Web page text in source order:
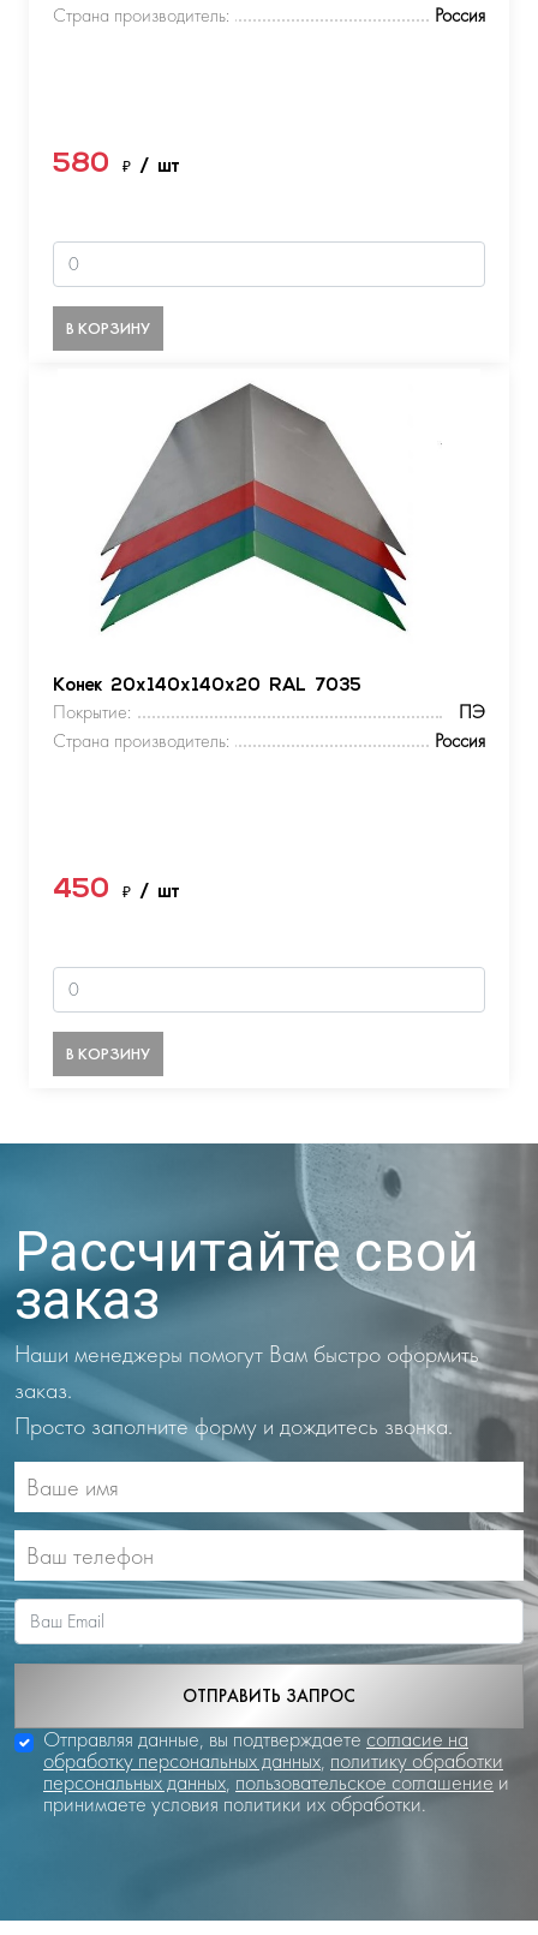
Страна производитель:
Россия
580 ₽ / шт
В КОРЗИНУ
Конек 20х140х140х20 RAL 7035
Покрытие:
ПЭ
Страна производитель:
Россия
450 ₽ / шт
В КОРЗИНУ
Рассчитайте свой
заказ
Наши менеджеры помогут Вам быстро оформить
заказ.
Просто заполните форму и дождитесь звонка.
ОТПРАВИТЬ ЗАПРОС
Отправляя данные, вы подтверждаете согласие на
обработку персональных данных, политику обработки
персональных данных, пользовательское соглашение и
принимаете условия политики их обработки.